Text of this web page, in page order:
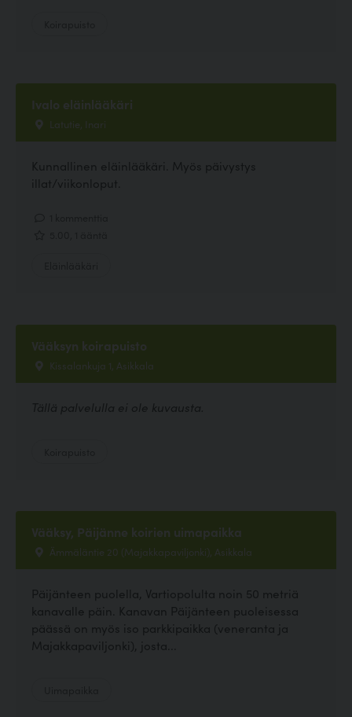
Ivalo eläinlääkäri
Latutie, Inari
Kunnallinen eläinlääkäri. Myös päivystys
illat/viikonloput.
Vääksyn koirapuisto
Kissalankuja 1, Asikkala
Tällä palvelulla ei ole kuvausta.
Vääksy, Päijänne koirien uimapaikka
Ämmäläntie 20 (Majakkapaviljonki), Asikkala
Päijänteen puolella, Vartiopolulta noin 50 metriä
kanavalle päin. Kanavan Päijänteen puoleisessa
päässä on myös iso parkkipaikka (veneranta ja
Majakkapaviljonki), josta...